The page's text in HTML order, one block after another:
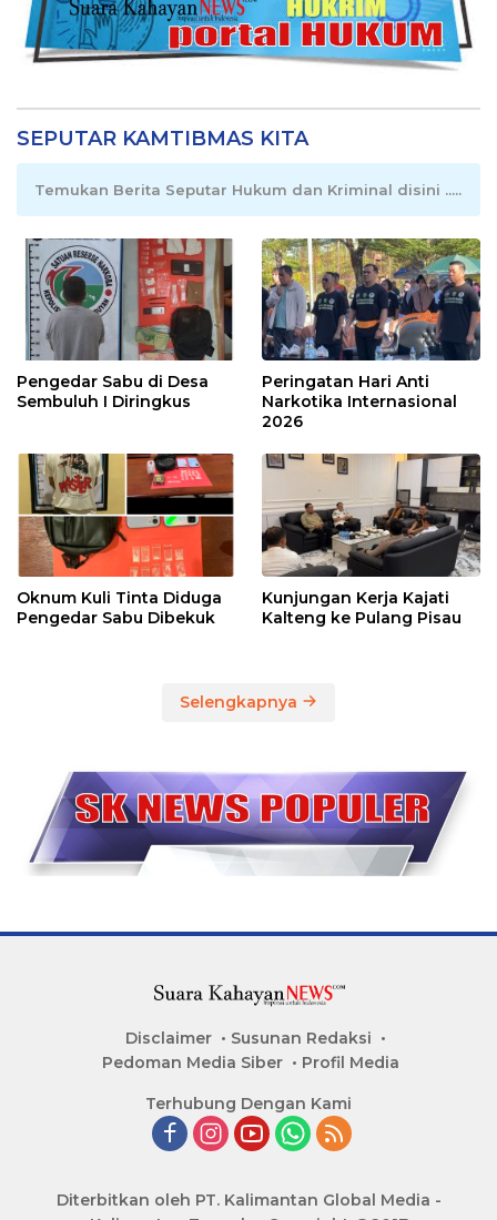
SEPUTAR KAMTIBMAS KITA
Temukan Berita Seputar Hukum dan Kriminal disini .....
Pengedar Sabu di Desa
Sembuluh I Diringkus
Peringatan Hari Anti
Narkotika Internasional
2026
Oknum Kuli Tinta Diduga
Pengedar Sabu Dibekuk
Kunjungan Kerja Kajati
Kalteng ke Pulang Pisau
Selengkapnya
Disclaimer
Susunan Redaksi
Pedoman Media Siber
Profil Media
Terhubung Dengan Kami
Diterbitkan oleh PT. Kalimantan Global Media -